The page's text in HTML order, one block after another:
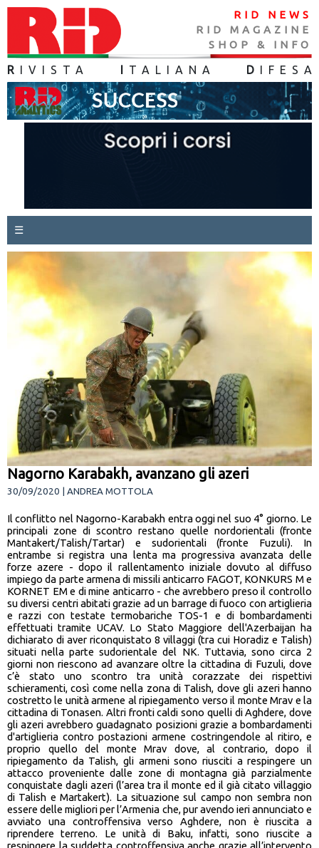
RID NEWS
RID MAGAZINE
SHOP & INFO
R IVISTA TALIANA D IFES A
☰
Nagorno Karabakh, avanzano gli azeri
30/09/2020 | ANDREA MOTTOLA
Il conflitto nel Nagorno-Karabakh entra oggi nel suo 4° giorno. Le
principali zone di scontro restano quelle nordorientali (fronte
Mantakert/Talish/Tartar) e sudorientali (fronte Fuzuli). In
entrambe si registra una lenta ma progressiva avanzata delle
forze azere - dopo il rallentamento iniziale dovuto al diffuso
impiego da parte armena di missili anticarro FAGOT, KONKURS M e
KORNET EM e di mine anticarro - che avrebbero preso il controllo
su diversi centri abitati grazie ad un barrage di fuoco con artiglieria
e razzi con testate termobariche TOS-1 e di bombardamenti
effettuati tramite UCAV. Lo Stato Maggiore dell'Azerbaijan ha
dichiarato di aver riconquistato 8 villaggi (tra cui Horadiz e Talish)
situati nella parte sudorientale del NK. Tuttavia, sono circa 2
giorni non riescono ad avanzare oltre la cittadina di Fuzuli, dove
c’è stato uno scontro tra unità corazzate dei rispettivi
schieramenti, così come nella zona di Talish, dove gli azeri hanno
costretto le unità armene al ripiegamento verso il monte Mrav e la
cittadina di Tonasen. Altri fronti caldi sono quelli di Aghdere, dove
gli azeri avrebbero guadagnato posizioni grazie a bombardamenti
d'artiglieria contro postazioni armene costringendole al ritiro, e
proprio quello del monte Mrav dove, al contrario, dopo il
ripiegamento da Talish, gli armeni sono riusciti a respingere un
attacco proveniente dalle zone di montagna già parzialmente
conquistate dagli azeri (l’area tra il monte ed il già citato villaggio
di Talish e Martakert). La situazione sul campo non sembra non
essere delle migliori per l’Armenia che, pur avendo ieri annunciato e
avviato una controffensiva verso Aghdere, non è riuscita a
riprendere terreno. Le unità di Baku, infatti, sono riuscite a